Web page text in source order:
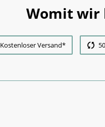
Womit wir
Kostenloser Versand*